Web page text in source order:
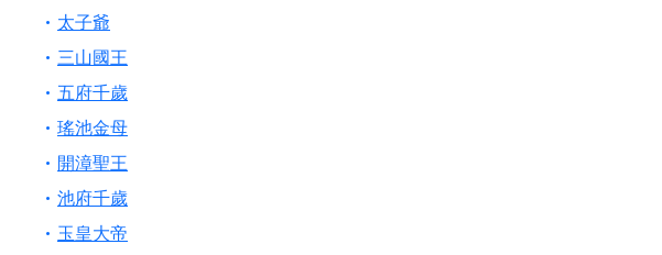
【桃園慈善宮(天公廟)】虎爺元帥 開光大典，祈求虎爺神威護持，庇佑闔家平安
歡迎友廟長官、小編加入我們LINE官方帳號，讓我們協助您的廟宇推廣。
歡迎信眾分享您前往廟宇的參拜體驗，推廣您的信仰
太子爺
三山國王
五府千歲
瑤池金母
開漳聖王
池府千歲
玉皇大帝